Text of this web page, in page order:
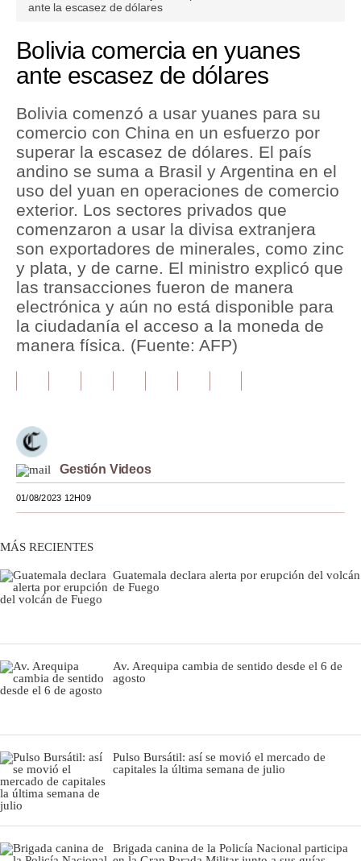
Finanzas Personales
Opinión
Editorial
Blogs
Tendencias
Lujo
Viajes
Mundo
EEUU
México
España
Internacional
Club del Suscriptor
Mix
Notas Contratadas
Podcast
Gestión TV
minutes,
3
seconds
ante la escasez de dólares
Bolivia comercia en yuanes
ante escasez de dólares
Bolivia comenzó a usar yuanes para su
comercio con China en un esfuerzo por
superar la escasez de dólares. El país
andino se suma a Brasil y Argentina en el
uso del yuan en operaciones de comercio
exterior. Los sectores privados que
comenzaron a usar la divisa extranjera
son exportadores de minerales, como zinc
y plata, y de carne. El ministro explicó que
las transacciones fueron de manera
electrónica y aún no está disponible para
la ciudadanía el acceso a la moneda de
manera física. (Fuente: AFP)
Gestión Videos
01/08/2023 12H09
MÁS RECIENTES
Guatemala declara alerta por erupción del volcán
de Fuego
Av. Arequipa cambia de sentido desde el 6 de
agosto
Pulso Bursátil: así se movió el mercado de
capitales la última semana de julio
Brigada canina de la Policía Nacional participa